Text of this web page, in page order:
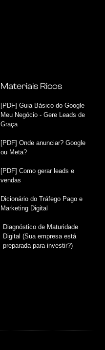
Materiais Ricos
[PDF] Guia Básico do Google
Meu Negócio - Gere Leads de
Graça
[PDF] Onde anunciar? Google
ou Meta?
[PDF] Como gerar leads e
vendas
Dicionário do Tráfego Pago e
Marketing Digital
Diagnóstico de Maturidade
Digital (Sua empresa está
preparada para investir?)